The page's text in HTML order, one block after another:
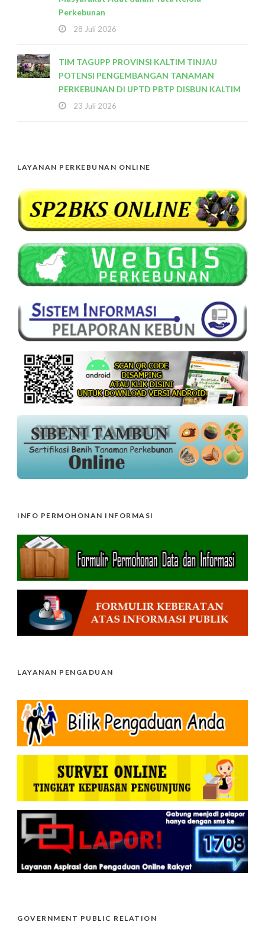
Perkebunan
28 Juli 2026
TIM TAGUPP PROVINSI KALTIM TINJAU
POTENSI PENGEMBANGAN TANAMAN
PERKEBUNAN DI UPTD PBTP DISBUN KALTIM
23 Juli 2026
LAYANAN PERKEBUNAN ONLINE
INFO PERMOHONAN INFORMASI
LAYANAN PENGADUAN
GOVERNMENT PUBLIC RELATION